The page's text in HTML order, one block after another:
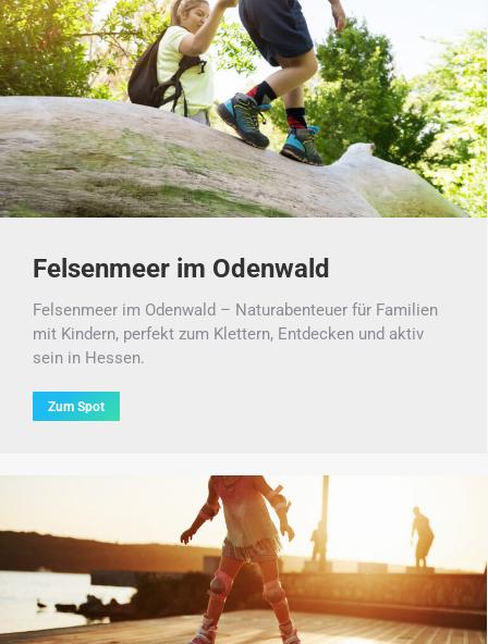
Felsenmeer im Odenwald
Felsenmeer im Odenwald – Naturabenteuer für Familien
mit Kindern, perfekt zum Klettern, Entdecken und aktiv
sein in Hessen.
Zum Spot